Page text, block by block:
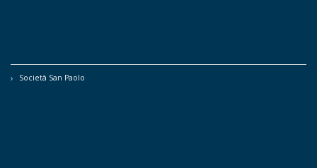
Società San Paolo